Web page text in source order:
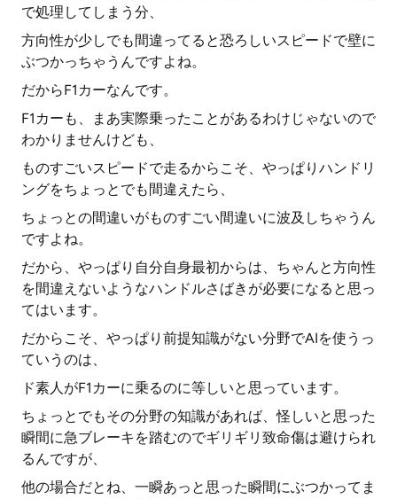
で処理してしまう分、
方向性が少しでも間違ってると恐ろしいスピードで壁に
ぶつかっちゃうんですよね。
だからF1カーなんです。
F1カーも、まあ実際乗ったことがあるわけじゃないので
わかりませんけども、
ものすごいスピードで走るからこそ、やっぱりハンドリ
ングをちょっとでも間違えたら、
ちょっとの間違いがものすごい間違いに波及しちゃうん
ですよね。
だから、やっぱり自分自身最初からは、ちゃんと方向性
を間違えないようなハンドルさばきが必要になると思っ
てはいます。
だからこそ、やっぱり前提知識がない分野でAIを使うっ
ていうのは、
ド素人がF1カーに乗るのに等しいと思っています。
ちょっとでもその分野の知識があれば、怪しいと思った
瞬間に急ブレーキを踏むのでギリギリ致命傷は避けられ
るんですが、
他の場合だとね、一瞬あっと思った瞬間にぶつかってま